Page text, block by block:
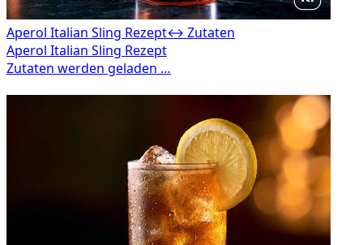
Aperol Italian Sling Rezept↔ Zutaten